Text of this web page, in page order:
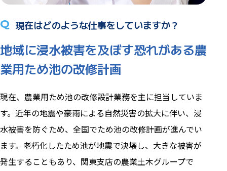
Q 現在はどのような仕事をしていますか？
地域に浸水被害を及ぼす恐れがある農
業用ため池の改修計画
現在、農業用ため池の改修設計業務を主に担当していま
す。近年の地震や豪雨による自然災害の拡大に伴い、浸
水被害を防ぐため、全国でため池の改修計画が進んでい
ます。老朽化したため池が地震で決壊し、大きな被害が
発生することもあり、関東支店の農業土木グループで